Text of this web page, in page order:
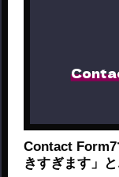
Contact Form7
きすぎます」